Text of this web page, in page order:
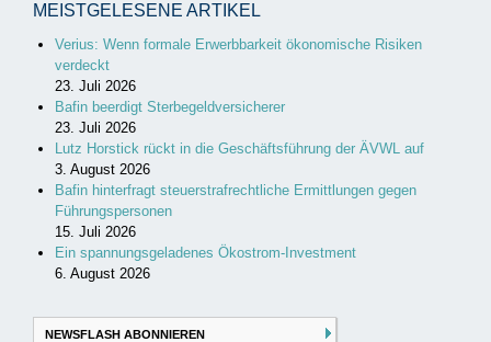
MEISTGELESENE ARTIKEL
Verius: Wenn formale Erwerbbarkeit ökonomische Risiken
verdeckt
23. Juli 2026
Bafin beerdigt Sterbegeldversicherer
23. Juli 2026
Lutz Horstick rückt in die Geschäftsführung der ÄVWL auf
3. August 2026
Bafin hinterfragt steuerstrafrechtliche Ermittlungen gegen
Führungspersonen
15. Juli 2026
Ein spannungsgeladenes Ökostrom-Investment
6. August 2026
NEWSFLASH ABONNIEREN